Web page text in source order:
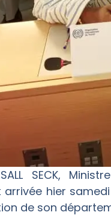
SECK,
hier
de son